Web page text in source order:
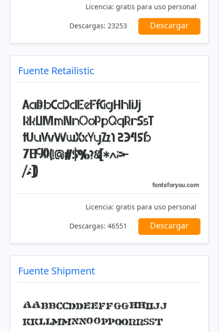
Licencia: gratis para uso personal
Descargas: 23253 Descargar
Fuente Retailistic
Licencia: gratis para uso personal
Descargas: 46551 Descargar
Fuente Shipment